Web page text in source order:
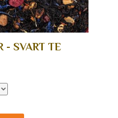
- SVART TE